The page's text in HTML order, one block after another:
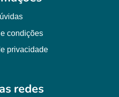
condições
privacidade
redes